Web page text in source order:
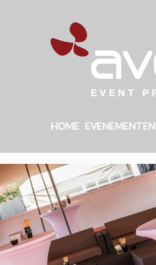
HOME EVENEMENTEN